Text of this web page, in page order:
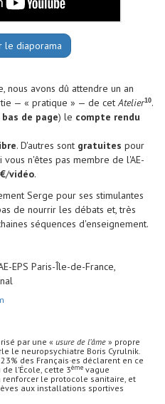
le diaporama
nous avons dû attendre un an
— « pratique » — de cetAtelier10.
bas de page) le compte rendu
. D'autres sont gratuites pour
vous n'êtes pas membre de l'AE-
/vidéo.
Serge pour ses stimulantes
de nourrir les débats et, très
séquences d'enseignement.
EPS Paris-Île-de-France,
par une « usure de l’âme » propre
le neuropsychiatre Boris Cyrulnik.
des Français·es déclarent en ce
l’École, cette 3ème vague
le protocole sanitaire, et
aux installations sportives